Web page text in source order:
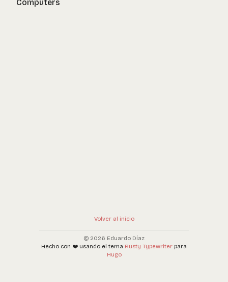
Computers
Volver al inicio
© 2026 Eduardo Díaz
Hecho con ❤️ usando el tema Rusty Typewriter para
Hugo